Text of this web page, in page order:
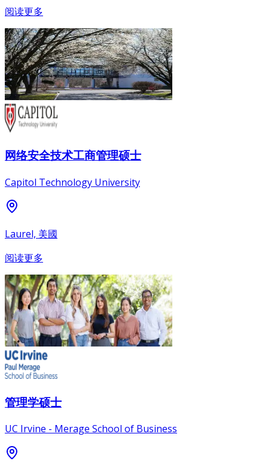
阅读更多
网络安全技术工商管理硕士
Capitol Technology University
Laurel, 美國
阅读更多
管理学硕士
UC Irvine - Merage School of Business